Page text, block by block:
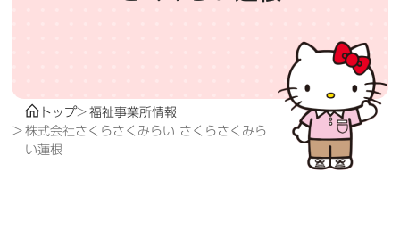
トップ
福祉事業所情報
株式会社さくらさくみらい さくらさくみら
い蓮根